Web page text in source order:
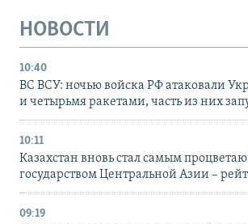
НОВОСТИ
10:40
ВС ВСУ: ночью войска РФ атаковали
и четырьмя ракетами, часть из них
10:11
Казахстан вновь стал самым
государством Центральной Азии –
09:19